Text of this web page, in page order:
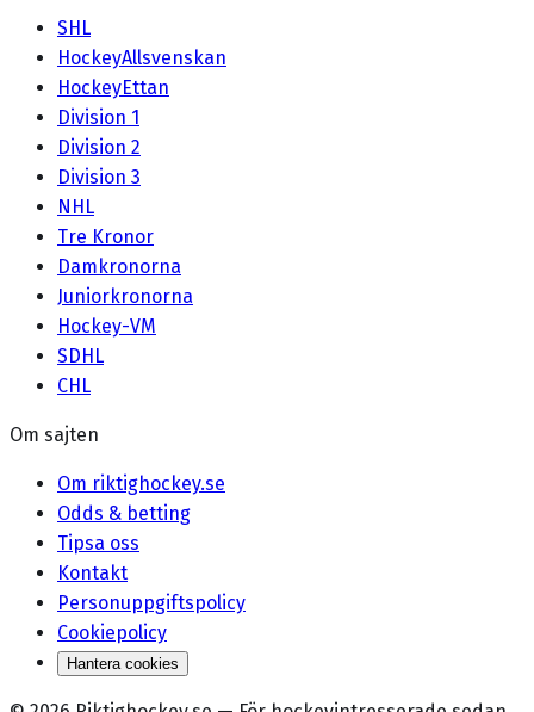
SHL
HockeyAllsvenskan
HockeyEttan
Division 1
Division 2
Division 3
NHL
Tre Kronor
Damkronorna
Juniorkronorna
Hockey-VM
SDHL
CHL
Om sajten
Om riktighockey.se
Odds & betting
Tipsa oss
Kontakt
Personuppgiftspolicy
Cookiepolicy
Hantera cookies